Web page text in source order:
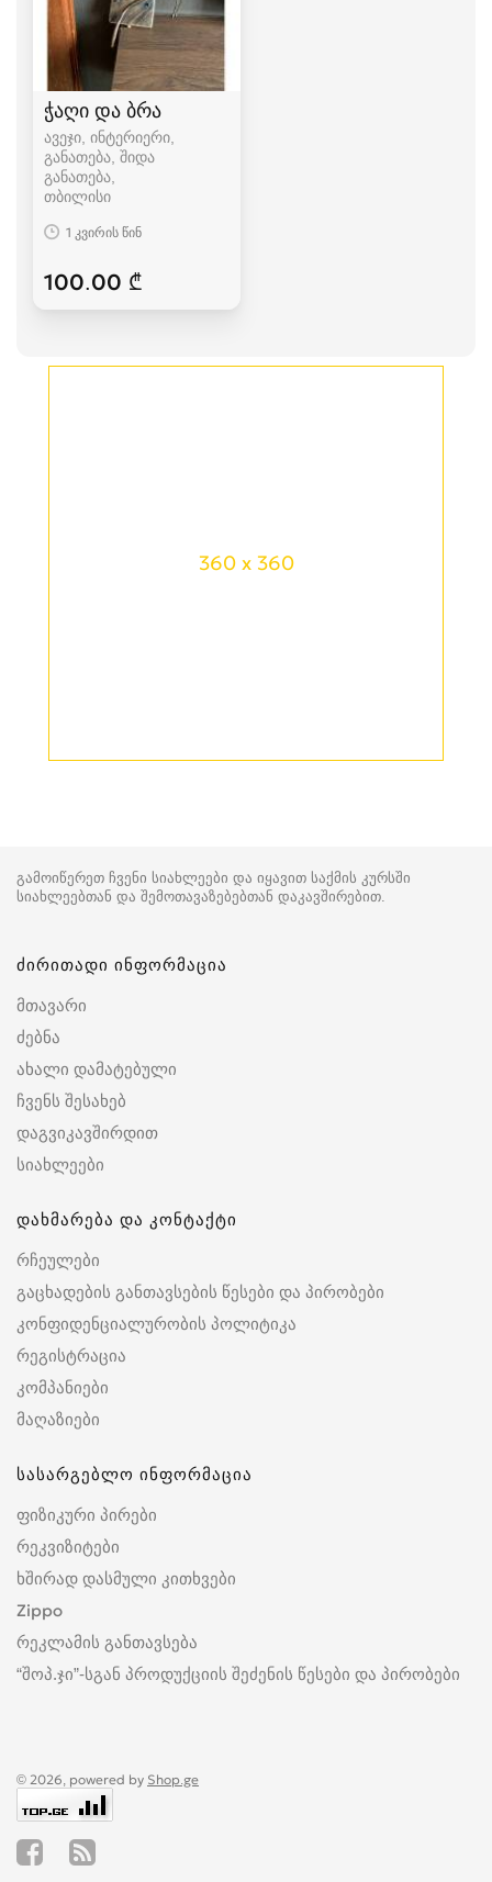
ჭაღი და ბრა
ავეჯი, ინტერიერი,
განათება, შიდა
განათება
თბილისი
1 კვირის წინ
100.00 ₾
360 x 360
გამოიწერეთ ჩვენი სიახლეები და იყავით საქმის კურსში
სიახლეებთან და შემოთავაზებებთან დაკავშირებით.
ძირითადი ინფორმაცია
მთავარი
ძებნა
ახალი დამატებული
ჩვენს შესახებ
დაგვიკავშირდით
სიახლეები
დახმარება და კონტაქტი
რჩეულები
გაცხადების განთავსების წესები და პირობები
კონფიდენციალურობის პოლიტიკა
რეგისტრაცია
კომპანიები
მაღაზიები
სასარგებლო ინფორმაცია
ფიზიკური პირები
რეკვიზიტები
ხშირად დასმული კითხვები
Zippo
რეკლამის განთავსება
“შოპ.ჯი”-სგან პროდუქციის შეძენის წესები და პირობები
© 2026, powered by Shop.ge